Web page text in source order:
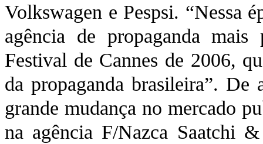
Volkswagen e Pespsi. “Nessa
agência de propaganda
Festival de Cannes de 2006,
da propaganda brasileira”. De
grande mudança no mercado
na agência F/Nazca Saatchi